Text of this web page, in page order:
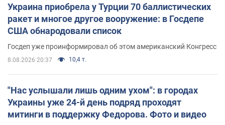
Украина приобрела у Турции 70 баллистических
ракет и многое другое вооружение: в Госдепе
США обнародовали список
Госдеп уже проинформировал об этом американский Конгресс
8.08.2026 20:37 10,4 т.
"Нас услышали лишь одним ухом": в городах
Украины уже 24-й день подряд проходят
митинги в поддержку Федорова. Фото и видео